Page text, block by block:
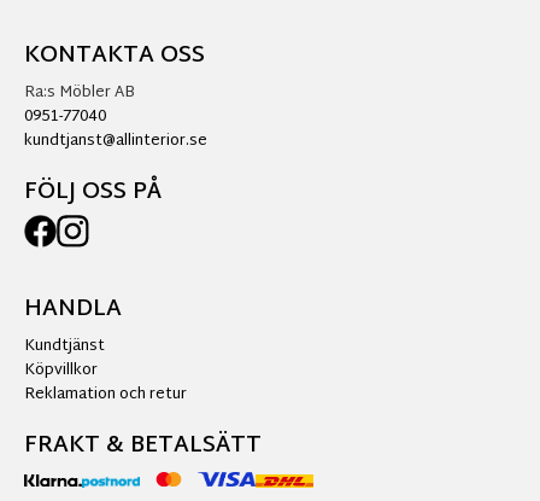
KONTAKTA OSS
Ra:s Möbler AB
0951-77040
kundtjanst@allinterior.se
FÖLJ OSS PÅ
HANDLA
Kundtjänst
Köpvillkor
Reklamation och retur
FRAKT & BETALSÄTT